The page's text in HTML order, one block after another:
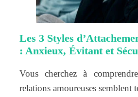
Les 3 Styles
: Anxieux, Évitant et
Vous cherchez à
relations amoureuses semblent